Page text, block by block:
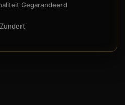
Gegarandeerd